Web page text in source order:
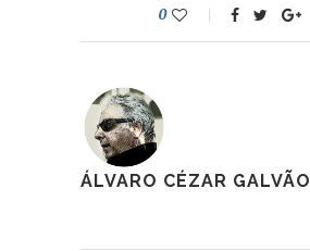
0
ÁLVARO CÉZAR GALVÃO